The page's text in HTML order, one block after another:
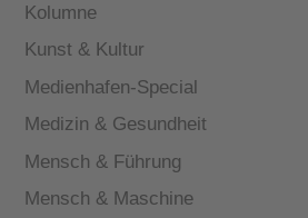
Kolumne
Kunst & Kultur
Medienhafen-Special
Medizin & Gesundheit
Mensch & Führung
Mensch & Maschine